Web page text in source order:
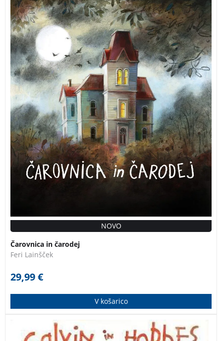
Epipaniji in Minki, ter cirkuškem čarovniku Gregorju
avtor spretno raziskuje teme predsodkov, prijateljstva
in moči. Čarovnica in čarodej Feri Lainšček
NOVO
Čarovnica in čarodej
Feri Lainšček
29,99€
V košarico
Že peta knjiga v seriji stripov o legendarnih junakih